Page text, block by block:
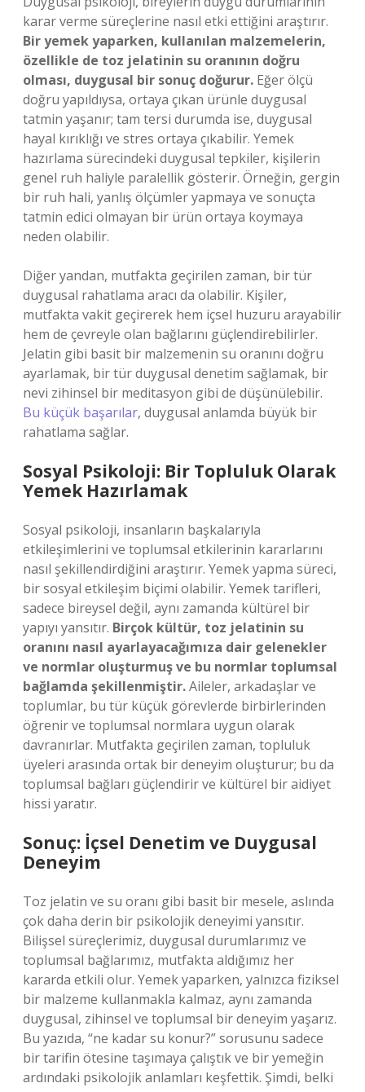
karar verme süreçlerine nasıl etki ettiğini araştırır.
Bir yemek yaparken, kullanılan malzemelerin,
özellikle de toz jelatinin su oranının doğru
olması, duygusal bir sonuç doğurur. Eğer ölçü
doğru yapıldıysa, ortaya çıkan ürünle duygusal
tatmin yaşanır; tam tersi durumda ise, duygusal
hayal kırıklığı ve stres ortaya çıkabilir. Yemek
hazırlama sürecindeki duygusal tepkiler, kişilerin
genel ruh haliyle paralellik gösterir. Örneğin, gergin
bir ruh hali, yanlış ölçümler yapmaya ve sonuçta
tatmin edici olmayan bir ürün ortaya koymaya
neden olabilir.
Diğer yandan, mutfakta geçirilen zaman, bir tür
duygusal rahatlama aracı da olabilir. Kişiler,
mutfakta vakit geçirerek hem içsel huzuru arayabilir
hem de çevreyle olan bağlarını güçlendirebilirler.
Jelatin gibi basit bir malzemenin su oranını doğru
ayarlamak, bir tür duygusal denetim sağlamak, bir
nevi zihinsel bir meditasyon gibi de düşünülebilir.
Bu küçük başarılar, duygusal anlamda büyük bir
rahatlama sağlar.
Sosyal Psikoloji: Bir Topluluk Olarak
Yemek Hazırlamak
Sosyal psikoloji, insanların başkalarıyla
etkileşimlerini ve toplumsal etkilerinin kararlarını
nasıl şekillendirdiğini araştırır. Yemek yapma süreci,
bir sosyal etkileşim biçimi olabilir. Yemek tarifleri,
sadece bireysel değil, aynı zamanda kültürel bir
yapıyı yansıtır. Birçok kültür, toz jelatinin su
oranını nasıl ayarlayacağımıza dair gelenekler
ve normlar oluşturmuş ve bu normlar toplumsal
bağlamda şekillenmiştir.Aileler, arkadaşlar ve
toplumlar, bu tür küçük görevlerde birbirlerinden
öğrenir ve toplumsal normlara uygun olarak
davranırlar. Mutfakta geçirilen zaman, topluluk
üyeleri arasında ortak bir deneyim oluşturur; bu da
toplumsal bağları güçlendirir ve kültürel bir aidiyet
hissi yaratır.
Sonuç: İçsel Denetim ve Duygusal
Deneyim
Toz jelatin ve su oranı gibi basit bir mesele, aslında
çok daha derin bir psikolojik deneyimi yansıtır.
Bilişsel süreçlerimiz, duygusal durumlarımız ve
toplumsal bağlarımız, mutfakta aldığımız her
kararda etkili olur. Yemek yaparken, yalnızca fiziksel
bir malzeme kullanmakla kalmaz, aynı zamanda
duygusal, zihinsel ve toplumsal bir deneyim yaşarız.
Bu yazıda, “ne kadar su konur?” sorusunu sadece
bir tarifin ötesine taşımaya çalıştık ve bir yemeğin
ardındaki psikolojik anlamları keşfettik. Şimdi, belki